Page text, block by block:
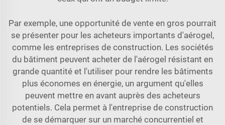
Par exemple, une opportunité de vente en gros pourrait
se présenter pour les acheteurs importants d'aérogel,
comme les entreprises de construction. Les sociétés
du bâtiment peuvent acheter de l'aérogel résistant en
grande quantité et l'utiliser pour rendre les bâtiments
plus économes en énergie, un argument qu'elles
peuvent mettre en avant auprès des acheteurs
potentiels. Cela permet à l'entreprise de construction
de se démarquer sur un marché concurrentiel et